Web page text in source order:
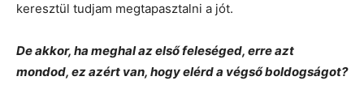
keresztül tudjam megtapasztalni a jót.
De akkor, ha meghal az első feleséged, erre azt
mondod, ez azért van, hogy elérd a végső boldogságot?